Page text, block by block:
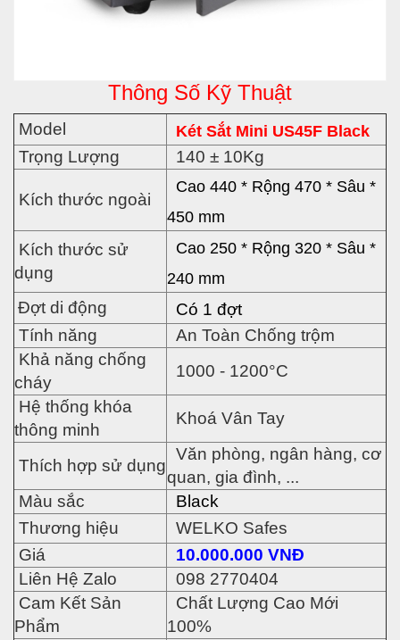
Thông Số Kỹ Thuật
Model Két Sắt Mini US45F Black
Trọng Lượng 140 ± 10Kg
Kích thước ngoài
Cao 440 * Rộng 470 * Sâu *
450 mm
Kích thước sử
dụng
Cao 250 * Rộng 320 * Sâu *
240 mm
Đợt di động
Có 1 đợt
Tính năng
An Toàn Chống trộm
Khả năng chống
cháy
1000 - 1200°C
Hệ thống khóa
thông minh
Khoá Vân Tay
Thích hợp sử dụng
Văn phòng, ngân hàng, cơ
quan, gia đình, ...
Màu sắc
Black
Thương hiệu
WELKO Safes
Giá
10.000.000 VNĐ
Liên Hệ Zalo
098 2770404
Cam Kết Sản
Phẩm
Chất Lượng Cao Mới
100%